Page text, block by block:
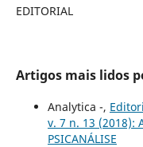
EDITORIAL
Artigos mais lidos
Analytica -,
v. 7 n. 13 (2018):
PSICANÁLISE